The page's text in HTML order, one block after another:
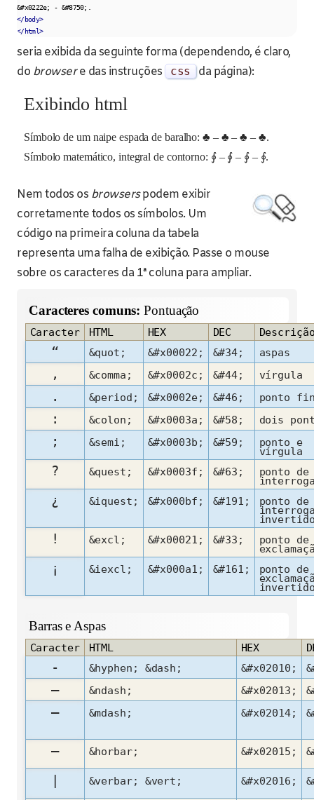
</body>
</html>
seria exibida da seguinte forma (dependendo, é claro,
do browsere das instruções css da página):
Exibindo html
Símbolo de um naipe espada de baralho: ♣ – ♣ – ♣ – ♣.
Símbolo matemático, integral de contorno: ∮ – ∮ – ∮ – ∮.
Nem todos os browserspodem exibir
corretamente todos os símbolos. Um
código na primeira coluna da tabela
representa uma falha de exibição. Passe o mouse
sobre os caracteres da 1ª coluna para ampliar.
Caracteres comuns: Pontuação
Caracter HTML HEX DEC
“ &quot; &#x00022; &#34; aspas
, &comma; &#x0002c; &#44; vírgula
. &period; &#x0002e; &#46; ponto
: &colon; &#x0003a; &#58; dois
; &semi; &#x0003b; &#59; ponto e
vírgula
? &quest; &#x0003f; &#63; ponto de
¿ &iquest; &#x000bf; &#191; ponto de
! &excl; &#x00021; &#33; ponto de
¡ &iexcl; &#x000a1; &#161; ponto de
Barras e Aspas
Caracter HTML HEX
‐ &hyphen; &dash; &#x02010;
– &ndash; &#x02013;
— &mdash; &#x02014;
― &horbar; &#x02015;
| &verbar; &vert; &#x02016;